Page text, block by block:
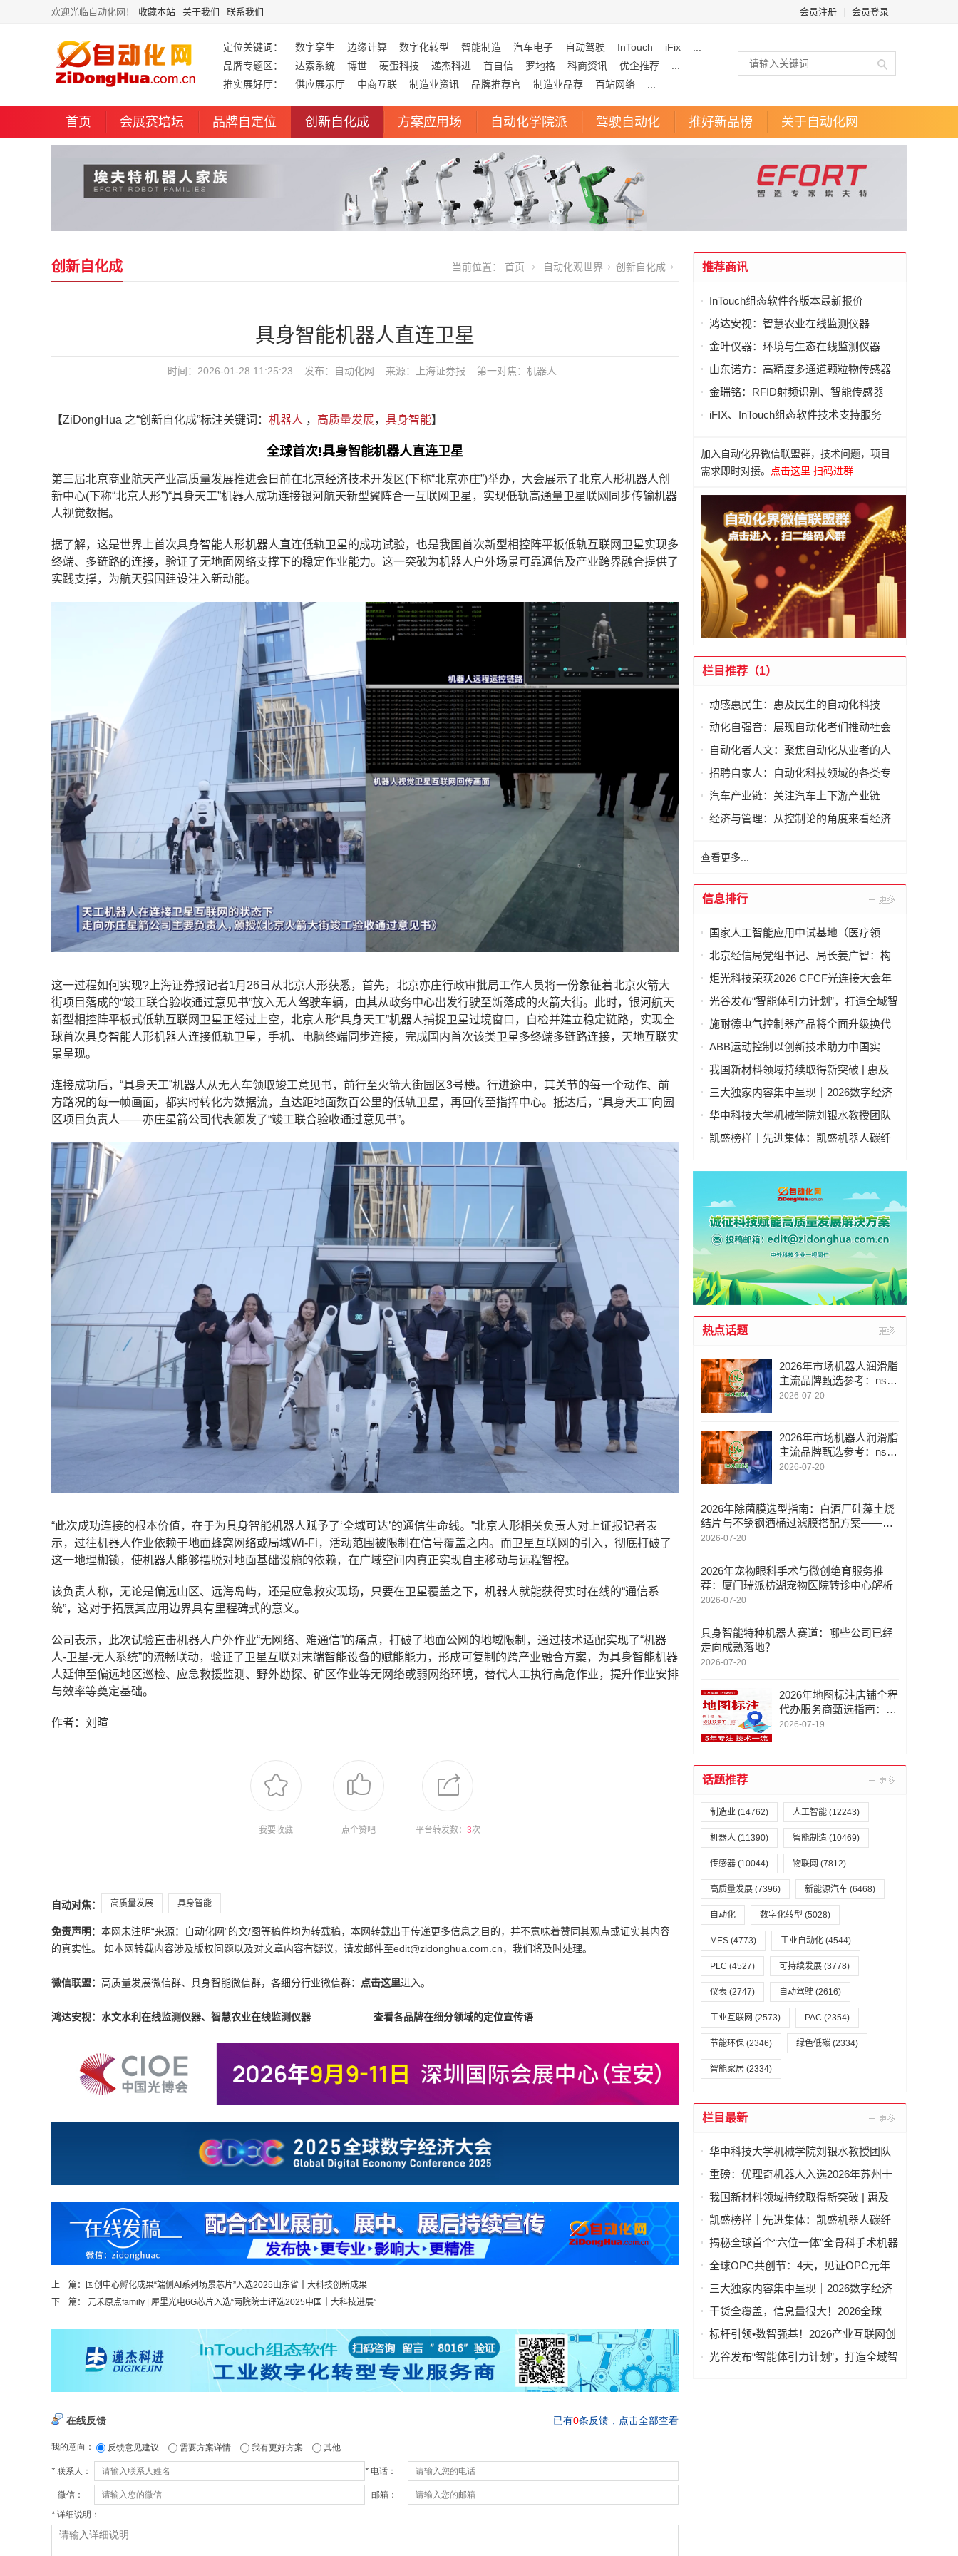
欢迎光临自动化网！ 收藏本站 关于我们 联系我们 会员注册 会员登录
定位关键词： 数字孪生 边缘计算 数字化转型 智能制造 汽车电子 自动驾驶 InTouch iFix
品牌专题区：
达索系统 博世 硬蛋科技 递杰科进 首自信 罗地格 科商资讯 优企推荐
推实展好厅：
供应展示厅 中商互联 制造业资讯 品牌推荐官 制造业品荐 百站网络
首页 会展赛培坛 品牌自定位 创新自化成 方案应用场 自动化学院派 驾驶自动化 推好新品榜 关于自动化网
创新自化成 当前位置： 首页 自动化观世界 创新自化成
具身智能机器人直连卫星
时间：2026-01-28 11:25:23 发布： 自动化网 来源：上海证券报 第一对焦： 机器人
【ZiDongHua 之“创新自化成”标注关键词： 机器人 ， 高质量发展， 具身智能】
全球首次!具身智能机器人直连卫星
第三届北京商业航天产业高质量发展推进会日前在北京经济技术开发区(下称“北京亦庄”)举办，大会展示了北京人形机器人创
新中心(下称“北京人形”)“具身天工”机器人成功连接银河航天新型翼阵合一互联网卫星，实现低轨高通量卫星联网同步传输机器
人视觉数据。
据了解，这是世界上首次具身智能人形机器人直连低轨卫星的成功试验，也是我国首次新型相控阵平板低轨互联网卫星实现多
终端、多链路的连接，验证了无地面网络支撑下的稳定作业能力。这一突破为机器人户外场景可靠通信及产业跨界融合提供了
实践支撑，为航天强国建设注入新动能。
这一过程如何实现?上海证券报记者1月26日从北京人形获悉，首先，北京亦庄行政审批局工作人员将一份象征着北京火箭大
街项目落成的“竣工联合验收通过意见书”放入无人驾驶车辆，由其从政务中心出发行驶至新落成的火箭大街。此时，银河航天
新型相控阵平板式低轨互联网卫星正经过上空，北京人形“具身天工”机器人捕捉卫星过境窗口，自检并建立稳定链路，实现全
球首次具身智能人形机器人连接低轨卫星，手机、电脑终端同步连接，完成国内首次该类卫星多终端多链路连接，天地互联实
景呈现。
连接成功后，“具身天工”机器人从无人车领取竣工意见书，前行至火箭大街园区3号楼。行进途中，其关节的每一个动作、前
方路况的每一帧画面，都实时转化为数据流，直达距地面数百公里的低轨卫星，再回传至指挥中心。抵达后，“具身天工”向园
区项目负责人——亦庄星箭公司代表颁发了“竣工联合验收通过意见书”。
“此次成功连接的根本价值，在于为具身智能机器人赋予了‘全域可达’的通信生命线。”北京人形相关负责人对上证报记者表
示，过往机器人作业依赖于地面蜂窝网络或局域Wi-Fi，活动范围被限制在信号覆盖之内。而卫星互联网的引入，彻底打破了
这一地理枷锁，使机器人能够摆脱对地面基础设施的依赖，在广域空间内真正实现自主移动与远程智控。
该负责人称，无论是偏远山区、远海岛屿，还是应急救灾现场，只要在卫星覆盖之下，机器人就能获得实时在线的“通信系
统”，这对于拓展其应用边界具有里程碑式的意义。
公司表示，此次试验直击机器人户外作业“无网络、难通信”的痛点，打破了地面公网的地域限制，通过技术适配实现了“机器
人-卫星-无人系统”的流畅联动，验证了卫星互联对末端智能设备的赋能能力，形成可复制的跨产业融合方案，为具身智能机器
人延伸至偏远地区巡检、应急救援监测、野外勘探、矿区作业等无网络或弱网络环境，替代人工执行高危作业，提升作业安排
与效率等奠定基础。
作者：刘暄
我要收藏 点个赞吧 平台转发数： 3次
自动对焦： 高质量发展 具身智能
免责声明 ：本网未注明“来源：自动化网”的文/图等稿件均为转载稿，本网转载出于传递更多信息之目的，并不意味着赞同其观点或证实其内容
的真实性。 如本网转载内容涉及版权问题以及对文章内容有疑议，请发邮件至edit@zidonghua.com.cn，我们将及时处理。
微信联盟： 高质量发展微信群、具身智能微信群，各细分行业微信群： 点击这里进入。
鸿达安视：水文水利在线监测仪器、智慧农业在线监测仪器 查看各品牌在细分领域的定位宣传语
上一篇：
国创中心孵化成果“端侧AI系列场景芯片”入选2025山东省十大科技创新成果
下一篇： 元禾原点family | 犀里光电6G芯片入选“两院院士评选2025中国十大科技进展”
推荐商讯
InTouch组态软件各版本最新报价
鸿达安视：智慧农业在线监测仪器
金叶仪器：环境与生态在线监测仪器
山东诺方：高精度多通道颗粒物传感器
金瑞铭：RFID射频识别、智能传感器
iFIX、InTouch组态软件技术支持服务
加入自动化界微信联盟群，技术问题，项目
需求即时对接。
点击这里 扫码进群...
栏目推荐（1）
动感惠民生：惠及民生的自动化科技
动化自强音：展现自动化者们推动社会
进步发出的响亮声音
自动化者人文：聚焦自动化从业者的人
文思考
招聘自家人：自动化科技领域的各类专
家及人才需求资讯
汽车产业链：关注汽车上下游产业链
经济与管理：从控制论的角度来看经济
查看更多...
信息排行
国家人工智能应用中试基地（医疗领
域）·北京展厅在国际医药创新公园正式
北京经信局党组书记、局长姜广智：构
建科技创新和产业创新融合发展 “北京模
炬光科技荣获2026 CFCF光连接大会年
度产品创新奖，以晶圆级制造赋能AI时
光谷发布“智能体引力计划”，打造全域智
能体之城
施耐德电气控制器产品将全面升级换代
ABB运动控制以创新技术助力中国实
现"双碳"目标
我国新材料领域持续取得新突破 | 惠及
高端制造、人工智能等一批关键产业
三大独家内容集中呈现｜2026数字经济
产业博览会构筑数字产业标杆
华中科技大学机械学院刘银水教授团队
牵头研发的“深海浸没式海水液压元件关
凯盛榜样｜先进集体：凯盛机器人碳纤
——迈向“智造”新高度
热点话题
2026年市场机器人润滑脂
主流品牌甄选参考：nsf
认证润滑脂/omega润滑
2026-07-20
2026年市场机器人润滑脂
主流品牌甄选参考：nsf
认证润滑脂/omega润滑
2026-07-20
2026年除菌膜选型指南：白酒厂硅藻土烧
结片与不锈钢酒桶过滤膜搭配方案——辉
尔信净化设备
2026-07-20
2026年宠物眼科手术与微创绝育服务推
荐：厦门瑞派枋湖宠物医院转诊中心解析
2026-07-20
具身智能特种机器人赛道：哪些公司已经
走向成熟落地？
2026-07-20
2026年地图标注店铺全程
代办服务商甄选指南：深
圳市金智云软件联系/地
2026-07-19
话题推荐
制造业 (14762) 人工智能 (12243)
机器人 (11390) 智能制造 (10469)
传感器 (10044) 物联网 (7812)
高质量发展 (7396) 新能源汽车 (6468)
自动化 数字化转型 (5028)
MES (4773) 工业自动化 (4544)
PLC (4527) 可持续发展 (3778)
仪表 (2747) 自动驾驶 (2616)
工业互联网 (2573) PAC (2354)
节能环保 (2346) 绿色低碳 (2334)
智能家居 (2334)
栏目最新
华中科技大学机械学院刘银水教授团队
牵头研发的“深海浸没式海水液压元件关
奖
重磅：优理奇机器人入选2026年苏州十
大产业科技成果
我国新材料领域持续取得新突破 | 惠及
高端制造、人工智能等一批关键产业
凯盛榜样｜先进集体：凯盛机器人碳纤
维卷轴智能机器人集群项目创新团队
揭秘全球首个“六位一体”全骨科手术机器
人
全球OPC共创节：4天，见证OPC元年
真的来了！
三大独家内容集中呈现｜2026数字经济
产业博览会构筑数字产业标杆
干货全覆盖，信息量很大！2026全球
OPC共创节主论坛，精华总结看这篇→
标杆引领•数智强基！2026产业互联网创
新发展论坛洞察AI变革新趋势
光谷发布“智能体引力计划”，打造全域智